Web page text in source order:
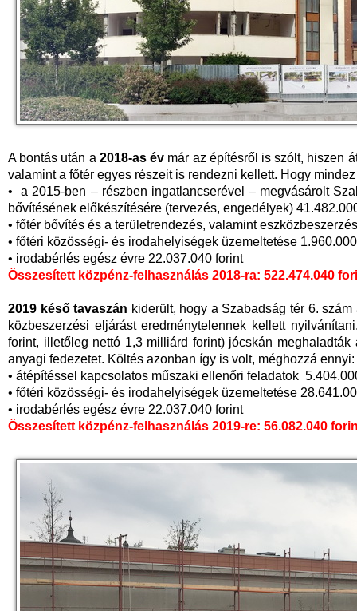
A bontás után a 2018-as év már az építésről is szólt, hiszen
valamint a főtér egyes részeit is rendezni kellett. Hogy
• a 2015-ben – részben ingatlancserével – megvásárolt
bővítésének előkészítésére (tervezés, engedélyek)
• főtér bővítés és a területrendezés, valamint
• főtéri közösségi- és irodahelyiségek üzemeltetése
• irodabérlés egész évre 22.037.040 forint
Összesített közpénz-felhasználás 2018-ra: 522.474.040
2019 késő tavaszán kiderült, hogy a Szabadság tér 6.
közbeszerzési eljárást eredménytelennek kellett
forint, illetőleg nettó 1,3 milliárd forint) jócskán
anyagi fedezetet. Költés azonban így is volt, méghozzá ennyi:
• átépítéssel kapcsolatos műszaki ellenőri feladatok
• főtéri közösségi- és irodahelyiségek üzemeltetése
• irodabérlés egész évre 22.037.040 forint
Összesített közpénz-felhasználás 2019-re: 56.082.040